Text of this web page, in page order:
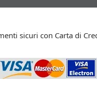
sicuri con Carta di